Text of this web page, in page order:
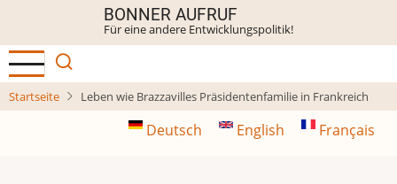
Inhalt
BONNER AUFRUF
Für eine andere Entwicklungspolitik!
Startseite Leben wie Brazzavilles Präsidentenfamilie in Frankreich
Deutsch English Français